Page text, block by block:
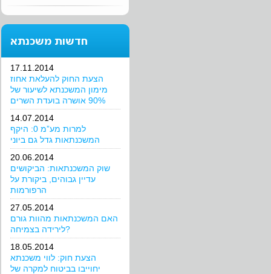
חדשות משכנתא
17.11.2014
הצעת החוק להעלאת אחוז
מימון המשכנתא לשיעור של
90% אושרה בועדת השרים
14.07.2014
למרות מע”מ 0: היקף
המשכנתאות גדל גם ביוני
20.06.2014
שוק המשכנתאות: הביקושים
עדיין גבוהים, ביקורת על
הרפורמות
27.05.2014
האם המשכנתאות מהוות גורם
לירידה בצמיחה?
18.05.2014
הצעת חוק: לווי משכנתא
יחוייבו בביטוח למקרה של